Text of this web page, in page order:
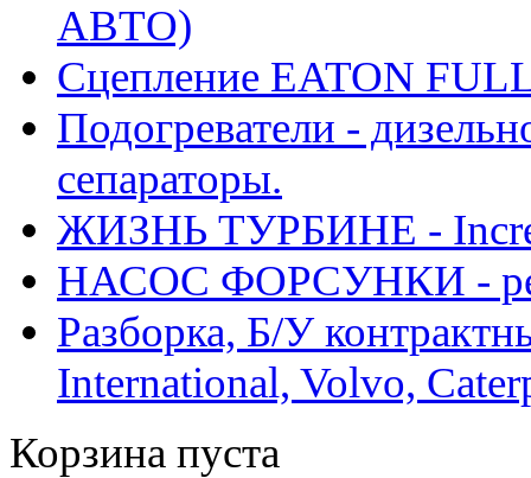
АВТО)
Сцепление EATON
Подогреватели -
сепараторы.
ЖИЗНЬ ТУРБИНЕ -
НАСОС ФОРСУНКИ -
Разборка, Б/У
International, Volvo,
Корзина пуста